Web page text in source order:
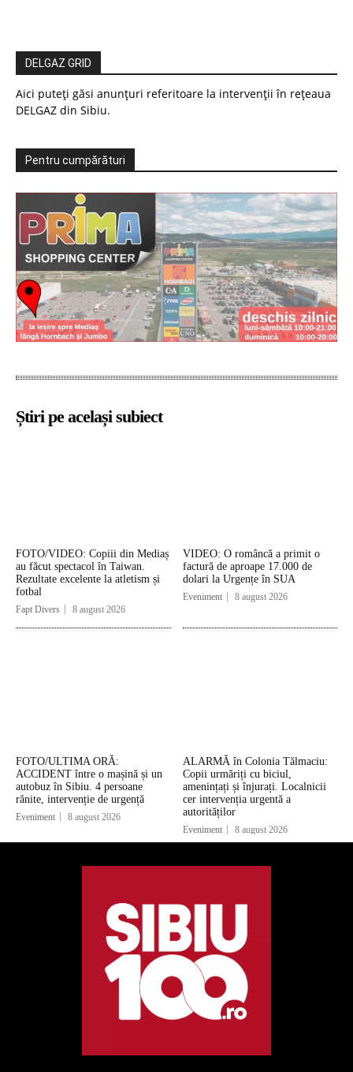
DELGAZ GRID
Aici puteți găsi anunțuri referitoare la intervenții în rețeaua
DELGAZ din Sibiu.
Pentru cumpărături
Știri pe același subiect
FOTO/VIDEO: Copiii din Mediaș
au făcut spectacol în Taiwan.
Rezultate excelente la atletism și
fotbal
Fapt Divers 8 august 2026
VIDEO: O româncă a primit o
factură de aproape 17.000 de
dolari la Urgențe în SUA
Eveniment 8 august 2026
FOTO/ULTIMA ORĂ:
ACCIDENT între o mașină și un
autobuz în Sibiu. 4 persoane
rănite, intervenție de urgență
Eveniment 8 august 2026
ALARMĂ în Colonia Tălmaciu:
Copii urmăriți cu biciul,
amenințați și înjurați. Localnicii
cer intervenția urgentă a
autorităților
Eveniment 8 august 2026